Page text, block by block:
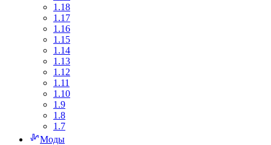
1.18
1.17
1.16
1.15
1.14
1.13
1.12
1.11
1.10
1.9
1.8
1.7
Моды